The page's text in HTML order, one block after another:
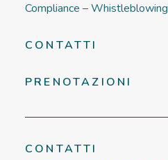
Compliance – Whistleblowing
CONTATTI
PRENOTAZIONI
CONTATTI